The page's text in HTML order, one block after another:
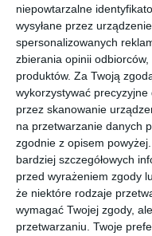
niepowtarzalne
wysyłane przez
spersonalizowanych
zbierania opinii
produktów. Za Twoją
wykorzystywać
przez skanowanie
na przetwarzanie danych
zgodnie z opisem
bardziej szczegółowych
przed wyrażeniem zgody
że niektóre rodzaje
wymagać Twojej zgody,
przetwarzaniu. Twoje